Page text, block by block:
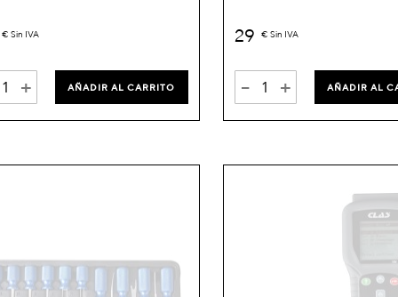
€ Sin IVA
+ AÑADIR AL CARRITO
29 € Sin IVA
- + AÑADIR AL